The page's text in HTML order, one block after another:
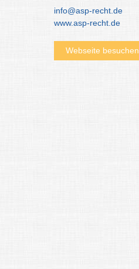
info@asp-recht.de
www.asp-recht.de
Webseite besuchen